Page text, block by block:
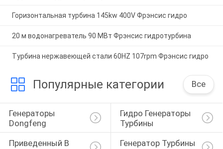
Горизонтальная турбина 145kw 400V Фрэнсис гидро
20 м водонагреватель 90 МВт Фрэнсис гидротурбина
Турбина нержавеющей стали 60HZ 107rpm Фрэнсис гидро
Популярные категории Все
Генераторы
Dongfeng
Гидро Генераторы
Турбины
Приведенный В
Генератор Турбины